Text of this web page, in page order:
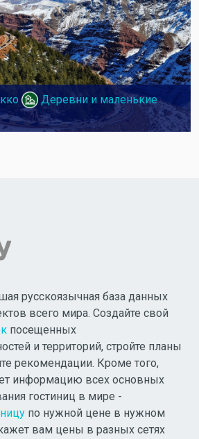
Деревни и маленькие
русскоязычная база данных
всего мира. Создайте свой
посещенных
и территорий, стройте планы
рекомендации. Кроме того,
информацию всех основных
гостиниц в мире -
по нужной цене в нужном
вам цены в разных сетях